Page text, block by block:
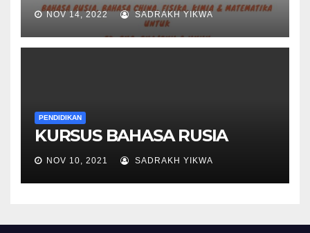
NOV 14, 2022 SADRAKH YIKWA
PENDIDIKAN
KURSUS BAHASA RUSIA
NOV 10, 2021 SADRAKH YIKWA